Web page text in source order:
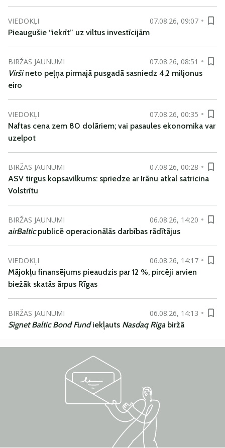
VIEDOKĻI
07.08.26, 09:07
Pieaugušie “iekrīt” uz viltus investīcijām
BIRŽAS JAUNUMI
07.08.26, 08:51
Viršineto peļņa pirmajā pusgadā sasniedz 4,2 miljonus
eiro
VIEDOKĻI
07.08.26, 00:35
Naftas cena zem 80 dolāriem; vai pasaules ekonomika var
uzelpot
BIRŽAS JAUNUMI
07.08.26, 00:28
ASV tirgus kopsavilkums: spriedze ar Irānu atkal satricina
Volstrītu
BIRŽAS JAUNUMI
06.08.26, 14:20
airBalticpublicē operacionālās darbības rādītājus
VIEDOKĻI
06.08.26, 14:17
Mājokļu finansējums pieaudzis par 12 %, pircēji arvien
biežāk skatās ārpus Rīgas
BIRŽAS JAUNUMI
06.08.26, 14:13
Signet Baltic Bond Fundiekļauts Nasdaq Riga biržā